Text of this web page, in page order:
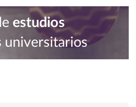
estudios
universitarios